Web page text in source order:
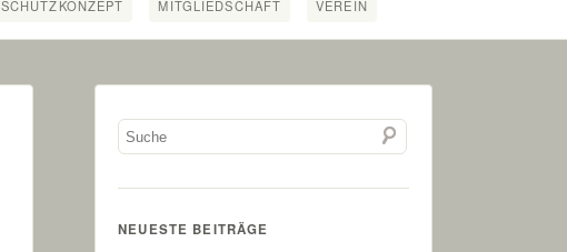
SCHUTZKONZEPT MITGLIEDSCHAFT VEREIN
NEUESTE BEITRÄGE